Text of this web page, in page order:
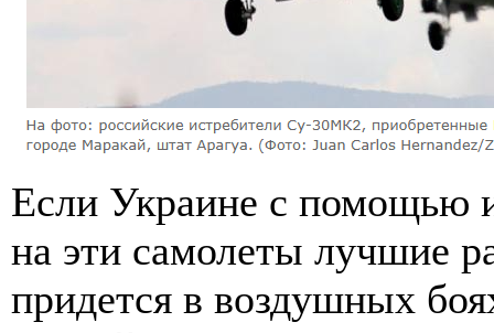
Если Украине с помощью
на эти самолеты лучшие
придется в воздушных